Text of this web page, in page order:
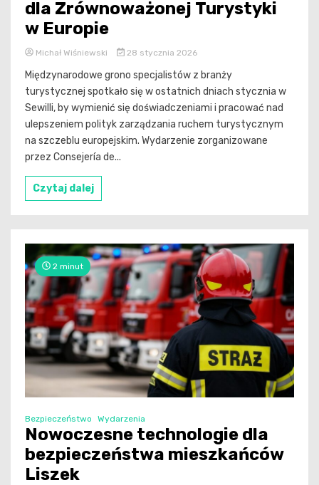
dla Zrównoważonej Turystyki
w Europie
Michał Wiśniewski 28 stycznia 2026
Międzynarodowe grono specjalistów z branży
turystycznej spotkało się w ostatnich dniach stycznia w
Sewilli, by wymienić się doświadczeniami i pracować nad
ulepszeniem polityk zarządzania ruchem turystycznym
na szczeblu europejskim. Wydarzenie zorganizowane
przez Consejería de...
Czytaj dalej
2 minut
Bezpieczeństwo Wydarzenia
Nowoczesne technologie dla
bezpieczeństwa mieszkańców
Liszek